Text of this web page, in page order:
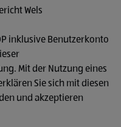
Wels
inklusive Benutzerkonto
Mit der Nutzung eines
Sie sich mit diesen
und akzeptieren